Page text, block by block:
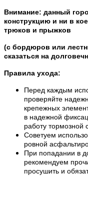
Внимание: данный
конструкцию и ни в
трюков и прыжков
(с бордюров или
сказаться на
Правила ухода:
Перед каждым
проверяйте
крепежных
в надежной
работу тормозной
Советуем
ровной
При попадании в
рекомендуем
просушить и